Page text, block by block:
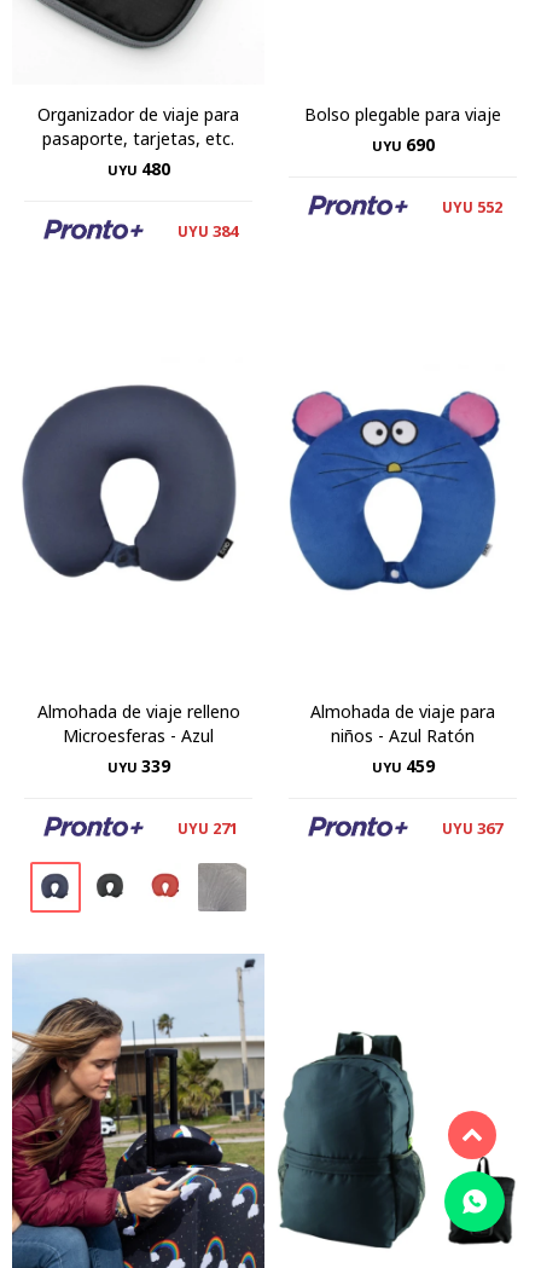
Organizador de viaje para
pasaporte, tarjetas, etc.
UYU 480
UYU 384
Bolso plegable para viaje
UYU 690
UYU 552
Almohada de viaje relleno
Microesferas - Azul
UYU 339
UYU 271
Almohada de viaje para
niños - Azul Ratón
UYU 459
UYU 367